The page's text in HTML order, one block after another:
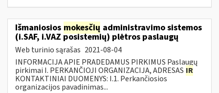
Išmaniosios mokesčių administravimo sistemos
(i.SAF, i.VAZ posistemių) plėtros paslaugų
Web turinio sąrašas 2021-08-04
INFORMACIJA APIE PRADEDAMUS PIRKIMUS Paslaugų
pirkimai I. PERKANČIOJI ORGANIZACIJA, ADRESAS IR
KONTAKTINIAI DUOMENYS: I.1. Perkančiosios
organizacijos pavadinimas...